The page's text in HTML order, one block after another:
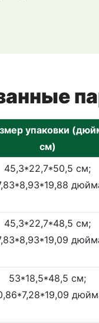
упаковки
см)
45,3*22,7*50,5 см;
45,3*22,7*48,5 см;
53*18,5*48,5 см;